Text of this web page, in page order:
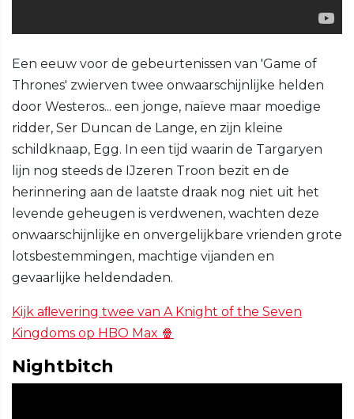
Een eeuw voor de gebeurtenissen van 'Game of
Thrones' zwierven twee onwaarschijnlijke helden
door Westeros... een jonge, naïeve maar moedige
ridder, Ser Duncan de Lange, en zijn kleine
schildknaap, Egg. In een tijd waarin de Targaryen
lijn nog steeds de IJzeren Troon bezit en de
herinnering aan de laatste draak nog niet uit het
levende geheugen is verdwenen, wachten deze
onwaarschijnlijke en onvergelijkbare vrienden grote
lotsbestemmingen, machtige vijanden en
gevaarlijke heldendaden.
Kijk aﬂevering twee van A Knight of the Seven
Kingdoms op HBO Max 🍿
Nightbitch